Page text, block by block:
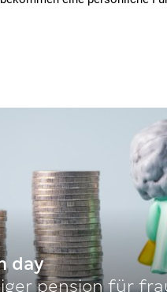
day
pension für